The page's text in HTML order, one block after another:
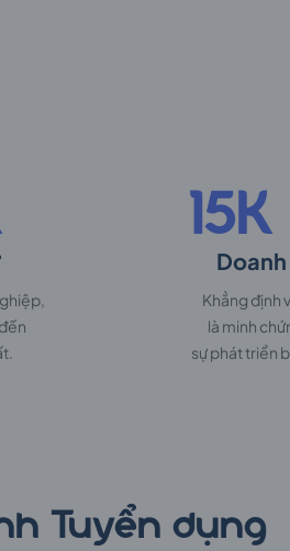
Khẳng định
là minh
sự phát triển
Tuyển dụng